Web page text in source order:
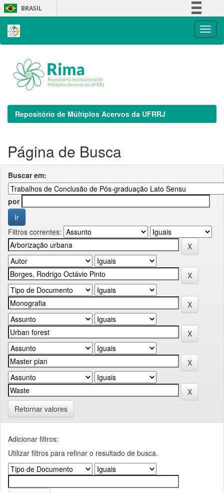
Skip
navigation
BRASIL
Repositório de Múltiplos Acervos da UFRRJ
Página de Busca
Buscar em:
por
Filtros correntes:
Retornar valores
Adicionar filtros:
Utilizar filtros para refinar o resultado de busca.